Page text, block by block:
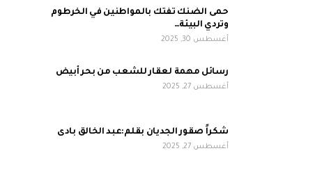
حمى الضنك تفتك بالمواطنين في الخرطوم
وتردي البيئة…
أغسطس 30, 2025
رسائل مهمة لعقار للشعب من بحر أبيض
أغسطس 27, 2025
شكراً صقور الجديان بقلم:عبد الخالق بادى
أغسطس 27, 2025